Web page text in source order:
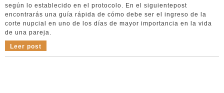
según lo establecido en el protocolo. En el siguientepost
encontrarás una guía rápida de cómo debe ser el ingreso de la
corte nupcial en uno de los días de mayor importancia en la vida
de una pareja.
Leer post